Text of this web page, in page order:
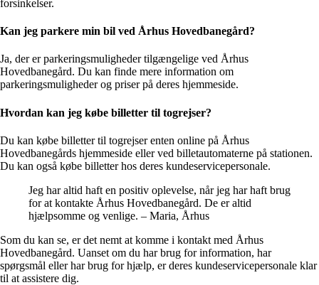
forsinkelser.
Kan jeg parkere min bil ved Århus Hovedbanegård?
Ja, der er parkeringsmuligheder tilgængelige ved Århus
Hovedbanegård. Du kan finde mere information om
parkeringsmuligheder og priser på deres hjemmeside.
Hvordan kan jeg købe billetter til togrejser?
Du kan købe billetter til togrejser enten online på Århus
Hovedbanegårds hjemmeside eller ved billetautomaterne på stationen.
Du kan også købe billetter hos deres kundeservicepersonale.
Jeg har altid haft en positiv oplevelse, når jeg har haft brug
for at kontakte Århus Hovedbanegård. De er altid
hjælpsomme og venlige. – Maria, Århus
Som du kan se, er det nemt at komme i kontakt med Århus
Hovedbanegård. Uanset om du har brug for information, har
spørgsmål eller har brug for hjælp, er deres kundeservicepersonale klar
til at assistere dig.